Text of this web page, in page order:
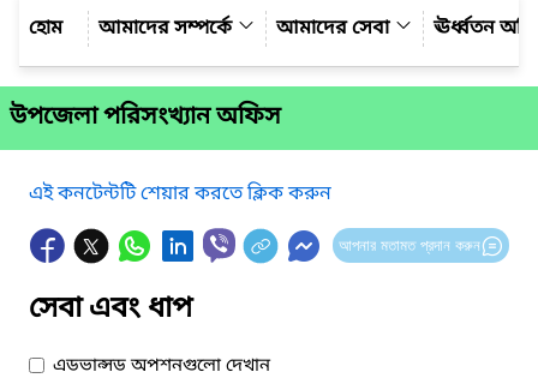
আমাদের সম্পর্কে
আমাদের সেবা ঊর্ধ্বতন
উপজেলা পরিসংখ্যান অফিস
এই কনটেন্টটি শেয়ার করতে ক্লিক করুন
আপনার মতামত প্রদান করুন
সেবা এবং ধাপ
এডভান্সড অপশনগুলো দেখান